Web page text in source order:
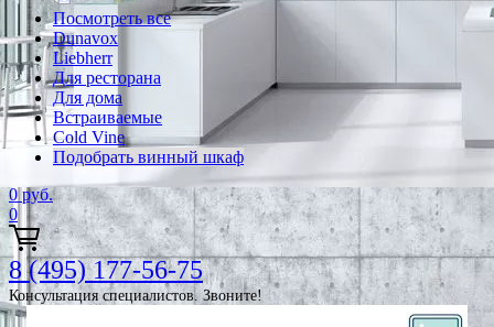
Посмотреть все
Dunavox
Liebherr
Для ресторана
Для дома
Встраиваемые
Cold Vine
Подобрать винный шкаф
0 руб.
0
8 (495) 177-56-75
Консультация специалистов. Звоните!